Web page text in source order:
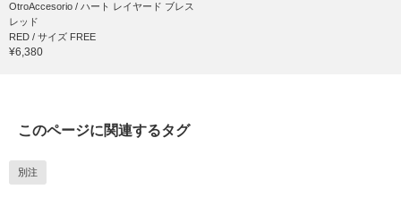
OtroAccesorio / ハート レイヤード ブレス
レッド
RED / サイズ FREE
¥6,380
このページに関連するタグ
別注